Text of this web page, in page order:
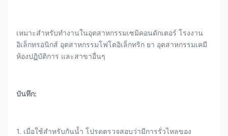
เหมาะสำหรับทำงานในอุตสาหกรรมเซมิคอนดักเตอร์ โรงงาน
อิเล็กทรอนิกส์ อุตสาหกรรมโฟโตอิเล็กทริก ยา อุตสาหกรรมเคมี
ห้องปฏิบัติการ และสาขาอื่นๆ
บันทึก:
1. เมื่อใช้สำหรับกันน้ำ โปรดตรวจสอบว่ามีการรั่วไหลของ